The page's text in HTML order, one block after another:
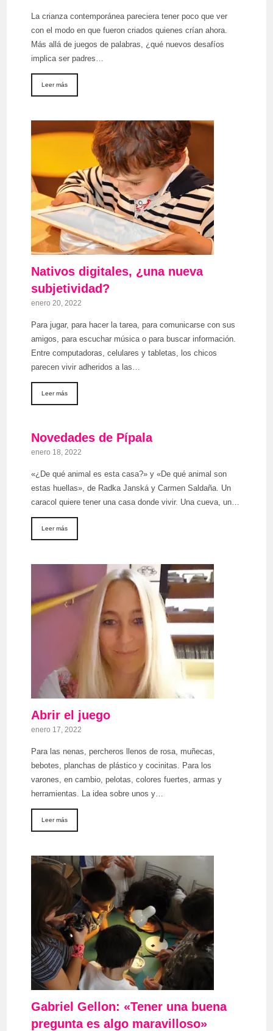
La crianza contemporánea pareciera tener poco que ver
con el modo en que fueron criados quienes crían ahora.
Más allá de juegos de palabras, ¿qué nuevos desafíos
implica ser padres…
Leer más
Nativos digitales, ¿una nueva
subjetividad?
enero 20, 2022
Para jugar, para hacer la tarea, para comunicarse con sus
amigos, para escuchar música o para buscar información.
Entre computadoras, celulares y tabletas, los chicos
parecen vivir adheridos a las…
Leer más
Novedades de Pípala
enero 18, 2022
«¿De qué animal es esta casa?» y «De qué animal son
estas huellas», de Radka Janská y Carmen Saldaña. Un
caracol quiere tener una casa donde vivir. Una cueva, un…
Leer más
Abrir el juego
enero 17, 2022
Para las nenas, percheros llenos de rosa, muñecas,
bebotes, planchas de plástico y cocinitas. Para los
varones, en cambio, pelotas, colores fuertes, armas y
herramientas. La idea sobre unos y…
Leer más
Gabriel Gellon: «Tener una buena
pregunta es algo maravilloso»